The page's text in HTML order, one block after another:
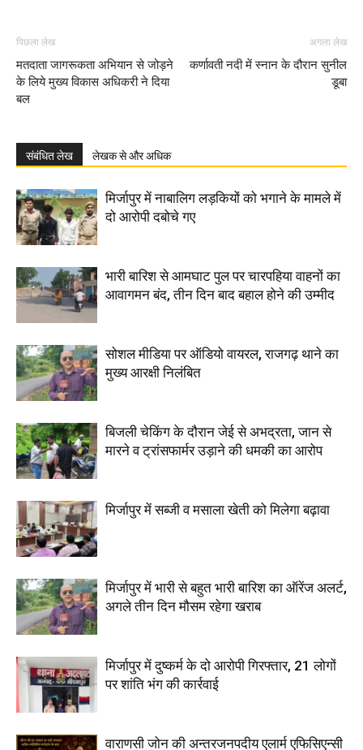
पिछला लेख
मतदाता जागरूकता अभियान से जोड़ने
के लिये मुख्य विकास अधिकरी ने दिया
बल
अगला लेख
कर्णावती नदी में स्नान के दौरान सुनील
डूबा
संबंधित लेख लेखक से और अधिक
मिर्जापुर में नाबालिग लड़कियों को भगाने के मामले में
दो आरोपी दबोचे गए
भारी बारिश से आमघाट पुल पर चारपहिया वाहनों का
आवागमन बंद, तीन दिन बाद बहाल होने की उम्मीद
सोशल मीडिया पर ऑडियो वायरल, राजगढ़ थाने का
मुख्य आरक्षी निलंबित
बिजली चेकिंग के दौरान जेई से अभद्रता, जान से
मारने व ट्रांसफार्मर उड़ाने की धमकी का आरोप
मिर्जापुर में सब्जी व मसाला खेती को मिलेगा बढ़ावा
मिर्जापुर में भारी से बहुत भारी बारिश का ऑरेंज अलर्ट,
अगले तीन दिन मौसम रहेगा खराब
मिर्जापुर में दुष्कर्म के दो आरोपी गिरफ्तार, 21 लोगों
पर शांति भंग की कार्रवाई
वाराणसी जोन की अन्तरजनपदीय एलार्म एफिसिएन्सी